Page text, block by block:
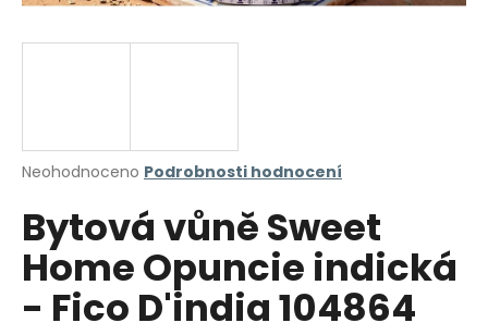
Průměrné
produktu
je
0,0
hvězdiček.
Neohodnoceno Podrobnosti hodnocení
Bytová vůně Sweet
Home Opuncie indická
- Fico D'india 104864
j
?